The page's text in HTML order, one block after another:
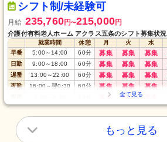
シフト制/未経験可
月給 235,760円〜215,000円
介護付有料老人ホーム アクラス五条のシフト募集状況
就業時間 休憩 月 火 水
早番
5:00～ 14:00 60分 募集 募集 募集
日勤 9:00～ 18:00 60分 募集 募集 募集
遅番 13:00～22:00 60分 募集 募集 募集
夜勤 16:00 ～翌0:30 60分 募集 募集 募集
募集 募集
もっと見る